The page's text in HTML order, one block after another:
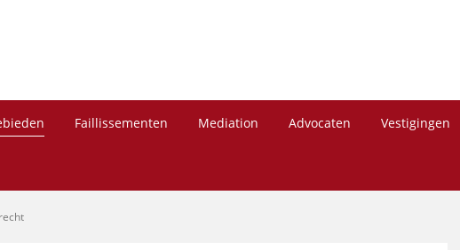
Faillissementen Mediation Advocaten Vestigingen